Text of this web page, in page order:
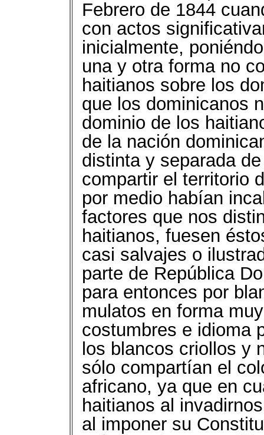
Febrero de 1844
con actos
inicialmente,
una y otra forma no
haitianos sobre los
que los dominicanos
dominio de los
de la nación
distinta y separada
compartir el territorio
por medio habían
factores que nos
haitianos, fuesen
casi salvajes o
parte de República
para entonces por
mulatos en forma
costumbres e idioma
los blancos criollos y
sólo compartían el
africano, ya que en
haitianos al
al imponer su